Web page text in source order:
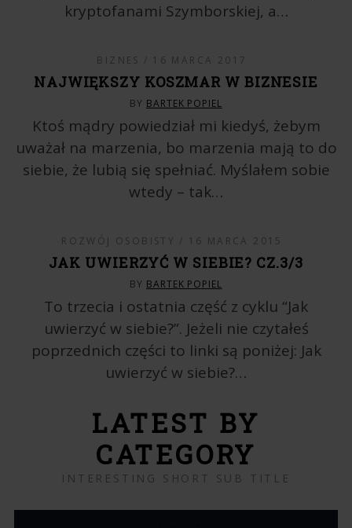
kryptofanami Szymborskiej, a…
BIZNES 16 MARCA 2017
NAJWIĘKSZY KOSZMAR W BIZNESIE
BY BARTEK POPIEL
Ktoś mądry powiedział mi kiedyś, żebym
uważał na marzenia, bo marzenia mają to do
siebie, że lubią się spełniać. Myślałem sobie
wtedy – tak…
ROZWÓJ OSOBISTY 16 MARCA 2015
JAK UWIERZYĆ W SIEBIE? CZ.3/3
BY BARTEK POPIEL
To trzecia i ostatnia część z cyklu “Jak
uwierzyć w siebie?”. Jeżeli nie czytałeś
poprzednich części to linki są poniżej: Jak
uwierzyć w siebie?…
LATEST BY
CATEGORY
INTERESTING SHORT SUB TITLE